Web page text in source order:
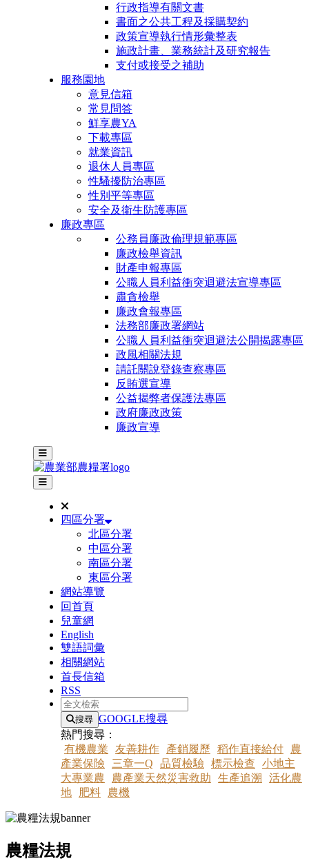
行政指導有關文書
書面之公共工程及採購契約
政策宣導執行情形彙整表
施政計畫、業務統計及研究報告
支付或接受之補助
服務園地
意見信箱
常見問答
鮮享農YA
下載專區
就業資訊
退休人員專區
性騷擾防治專區
性別平等專區
安全及衛生防護專區
廉政專區
公務員廉政倫理規範專區
廉政檢舉資訊
財產申報專區
公職人員利益衝突迴避法宣導專區
肅貪檢舉
廉政會報專區
法務部廉政署網站
公職人員利益衝突迴避法公開揭露專區
政風相關法規
請託關說登錄查察專區
反賄選宣導
公益揭弊者保護法專區
政府廉政政策
廉政宣導
主選單
其他網站選單
四區分署
北區分署
中區分署
南區分署
東區分署
網站導覽
回首頁
兒童網
English
雙語詞彙
相關網站
首長信箱
RSS
全文檢索
搜尋 GOOGLE搜尋
熱門搜尋：
有機農業
友善耕作 產銷履歷 稻作直接給付
農
產業保險
三章一Q 品質檢驗 標示檢查
小地主
大專業農
農產業天然災害救助 生產追溯
活化農
地
肥料 農機
農糧法規